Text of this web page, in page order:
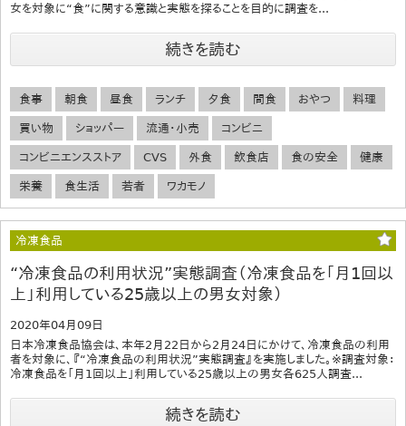
女を対象に“食”に関する意識と実態を探ることを目的に調査を...
続きを読む
食事 朝食 昼食 ランチ 夕食 間食 おやつ 料理
買い物 ショッパー 流通・小売 コンビニ
コンビニエンスストア CVS 外食 飲食店 食の安全 健康
栄養 食生活 若者 ワカモノ
冷凍食品
“冷凍食品の利用状況”実態調査（冷凍食品を「月1回以
上」利用している25歳以上の男女対象）
2020年04月09日
日本冷凍食品協会は、本年2月22日から2月24日にかけて、冷凍食品の利用
者を対象に、『“冷凍食品の利用状況”実態調査』を実施しました。※調査対象：
冷凍食品を「月1回以上」利用している25歳以上の男女各625人調査...
続きを読む